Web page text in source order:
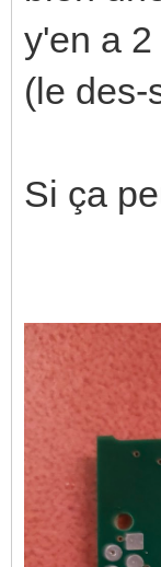
y'en a
(le des-
Si ça